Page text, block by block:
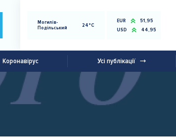
Могилів-
Подільський
24°C
EUR
51,95
USD
44,95
Коронавірус Усі публікації